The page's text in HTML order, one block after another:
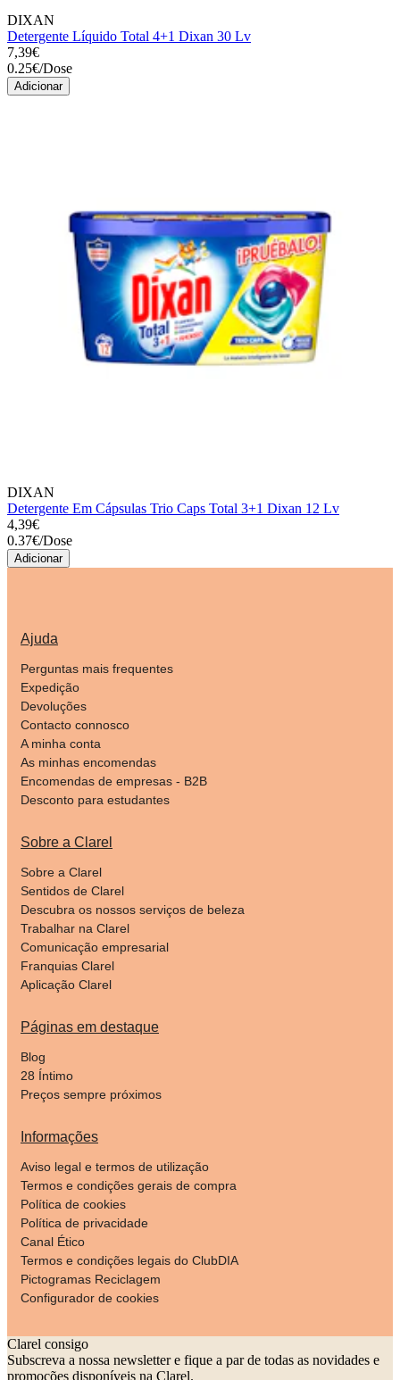
DIXAN
Detergente Líquido Total 4+1 Dixan 30 Lv
7,39€
0.25€/Dose
Adicionar
DIXAN
Detergente Em Cápsulas Trio Caps Total 3+1 Dixan 12 Lv
4,39€
0.37€/Dose
Adicionar
Ajuda
Perguntas mais frequentes
Expedição
Devoluções
Contacto connosco
A minha conta
As minhas encomendas
Encomendas de empresas - B2B
Desconto para estudantes
Sobre a Clarel
Sobre a Clarel
Sentidos de Clarel
Descubra os nossos serviços de beleza
Trabalhar na Clarel
Comunicação empresarial
Franquias Clarel
Aplicação Clarel
Páginas em destaque
Blog
28 Íntimo
Preços sempre próximos
Informações
Aviso legal e termos de utilização
Termos e condições gerais de compra
Política de cookies
Política de privacidade
Canal Ético
Termos e condições legais do ClubDIA
Pictogramas Reciclagem
Configurador de cookies
Clarel consigo
Subscreva a nossa newsletter e fique a par de todas as novidades e
promoções disponíveis na Clarel.